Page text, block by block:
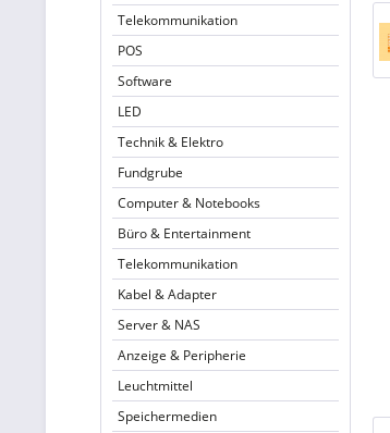
Telekommunikation
POS
Software
LED
Technik & Elektro
Fundgrube
Computer & Notebooks
Büro & Entertainment
Telekommunikation
Kabel & Adapter
Server & NAS
Anzeige & Peripherie
Leuchtmittel
Speichermedien